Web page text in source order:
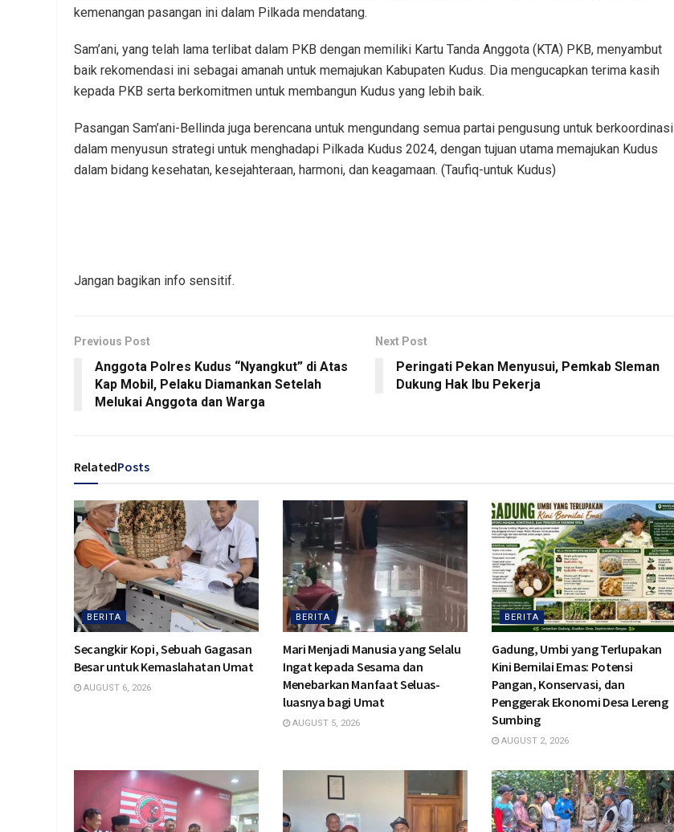
kemenangan pasangan ini dalam Pilkada mendatang.
Sam’ani, yang telah lama terlibat dalam PKB dengan memiliki Kartu Tanda Anggota (KTA) PKB, menyambut
baik rekomendasi ini sebagai amanah untuk memajukan Kabupaten Kudus. Dia mengucapkan terima kasih
kepada PKB serta berkomitmen untuk membangun Kudus yang lebih baik.
Pasangan Sam’ani-Bellinda juga berencana untuk mengundang semua partai pengusung untuk berkoordinasi
dalam menyusun strategi untuk menghadapi Pilkada Kudus 2024, dengan tujuan utama memajukan Kudus
dalam bidang kesehatan, kesejahteraan, harmoni, dan keagamaan. (Taufiq-untuk Kudus)
Jangan bagikan info sensitif.
Previous Post
Anggota Polres Kudus “Nyangkut” di Atas
Kap Mobil, Pelaku Diamankan Setelah
Melukai Anggota dan Warga
Next Post
Peringati Pekan Menyusui, Pemkab Sleman
Dukung Hak Ibu Pekerja
RelatedPosts
BERITA
Secangkir Kopi, Sebuah Gagasan
Besar untuk Kemaslahatan Umat
AUGUST 6, 2026
BERITA
Mari Menjadi Manusia yang Selalu
Ingat kepada Sesama dan
Menebarkan Manfaat Seluas-
luasnya bagi Umat
AUGUST 5, 2026
BERITA
Gadung, Umbi yang Terlupakan
Kini Bernilai Emas: Potensi
Pangan, Konservasi, dan
Penggerak Ekonomi Desa Lereng
Sumbing
AUGUST 2, 2026